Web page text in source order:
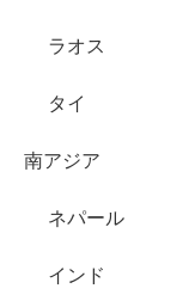
ラオス
タイ
南アジア
ネパール
インド